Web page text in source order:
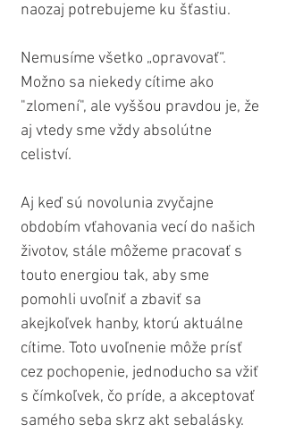
naozaj potrebujeme ku šťastiu.
Nemusíme všetko „opravovať“.
Možno sa niekedy cítime ako
"zlomení", ale vyššou pravdou je, že
aj vtedy sme vždy absolútne
celiství.
Aj keď sú novolunia zvyčajne
obdobím vťahovania vecí do našich
životov, stále môžeme pracovať s
touto energiou tak, aby sme
pomohli uvoľniť a zbaviť sa
akejkoľvek hanby, ktorú aktuálne
cítime. Toto uvoľnenie môže prísť
cez pochopenie, jednoducho sa vžiť
s čímkoľvek, čo príde, a akceptovať
samého seba skrz akt sebalásky.